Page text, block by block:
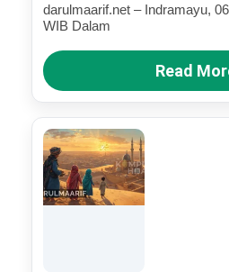
darulmaarif.net – Indramayu,
WIB Dalam
Read